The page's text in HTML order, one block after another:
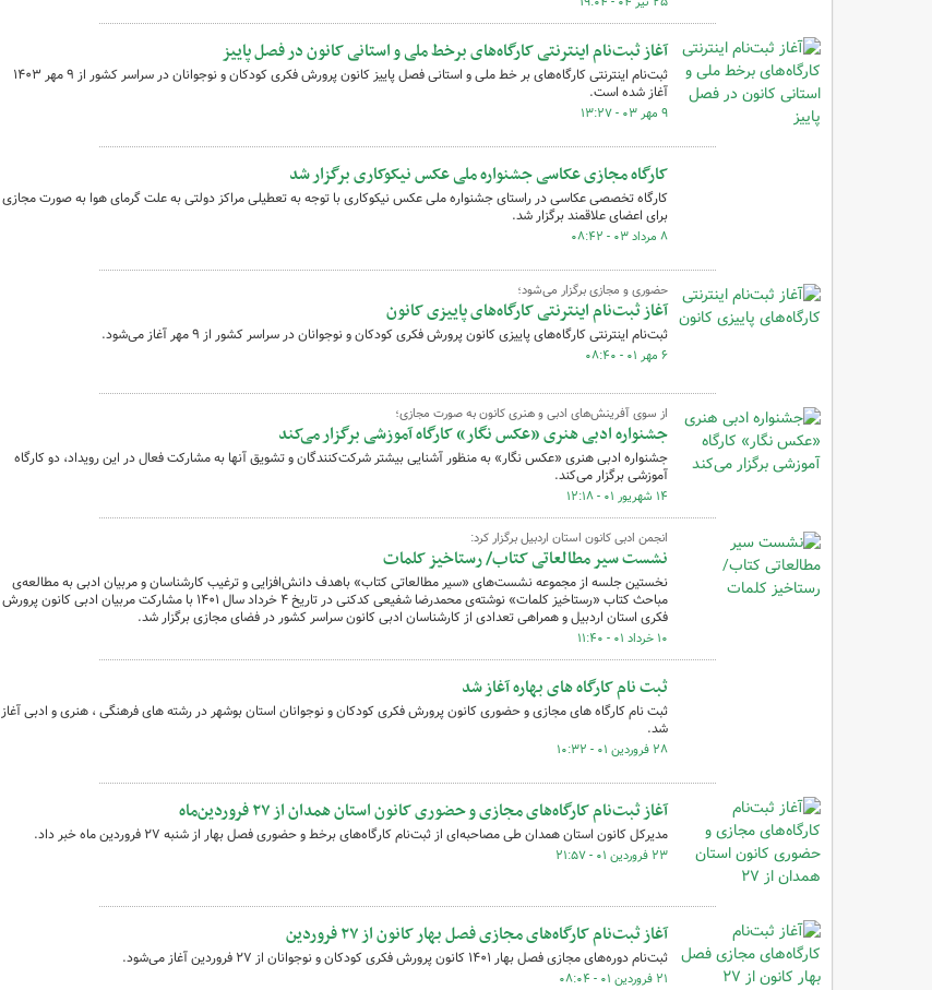
آغاز ثبت‌نام اینترنتی کارگاه‌های برخط ملی و استانی کانون در فصل پاییز
ثبت‌نام اینترنتی کارگاه‌های بر خط ملی و استانی فصل پاییز کانون پرورش فکری کودکان و نوجوانان در سراسر کشور از ۹ مهر ۱۴۰۳
آغاز شده است.
۹ مهر ۰۳ - ۱۳:۲۷
کارگاه مجازی عکاسی جشنواره ملی عکس نیکوکاری برگزار شد
کارگاه‌ تخصصی عکاسی در راستای جشنواره ملی عکس نیکوکاری با توجه به تعطیلی مراکز دولتی به علت گرمای هوا به صورت مجازی
برای اعضای علاقمند برگزار شد.
۸ مرداد ۰۳ - ۰۸:۴۲
حضوری و مجازی برگزار می‌شود؛
آغاز ثبت‌نام اینترنتی کارگاه‌های پاییزی کانون
ثبت‌نام اینترنتی کارگاه‌های پاییزی کانون پرورش فکری کودکان و نوجوانان در سراسر کشور از ۹ مهر آغاز می‌شود.
۶ مهر ۰۱ - ۰۸:۴۰
از سوی آفرینش‌های ادبی و هنری کانون به صورت مجازی؛
جشنواره ادبی هنری «عکس نگار» کارگاه آموزشی برگزار می‌کند
جشنواره ادبی هنری «عکس نگار» به منظور آشنایی بیشتر شرکت‌کنندگان و تشویق آنها به مشارکت فعال در این رویداد، دو کارگاه
آموزشی برگزار می‌کند.
۱۴ شهریور ۰۱ - ۱۲:۱۸
انجمن ادبی کانون استان اردبیل برگزار کرد:
نشست سیر مطالعاتی کتاب/ رستاخیز کلمات
نخستین جلسه از مجموعه نشست‌های «سیر مطالعاتی کتاب» باهدف دانش‌افزایی و ترغیب کارشناسان و مربیان ادبی به مطالعه‌ی
مباحث کتاب «رستاخیز کلمات» نوشته‌ی محمدرضا شفیعی کدکنی در تاریخ ۴ خرداد سال ۱۴۰۱ با مشارکت مربیان ادبی کانون پرورش
فکری استان اردبیل و همراهی تعدادی از کارشناسان ادبی کانون سراسر کشور در فضای مجازی برگزار شد.
۱۰ خرداد ۰۱ - ۱۱:۴۰
ثبت نام کارگاه های بهاره آغاز شد
ثبت نام کارگاه های مجازی و حضوری کانون پرورش فکری کودکان و نوجوانان استان بوشهر در رشته های فرهنگی ، هنری و ادبی آغاز
شد.
۲۸ فروردین ۰۱ - ۱۰:۳۲
آغاز ثبت‌نام کارگاه‌های مجازی و حضوری کانون استان همدان از ۲۷ فروردین‌ماه
مدیرکل کانون استان همدان طی مصاحبه‌ای از ثبت‌نام کارگاه‌های برخط و حضوری فصل بهار از شنبه ۲۷ فروردین ماه خبر داد.
۲۳ فروردین ۰۱ - ۲۱:۵۷
آغاز ثبت‌نام کارگاه‌های مجازی فصل بهار کانون از ۲۷ فروردین
ثبت‌نام دوره‌های مجازی فصل بهار ۱۴۰۱ کانون پرورش فکری کودکان و نوجوانان از ۲۷ فروردین آغاز می‌شود.
۲۱ فروردین ۰۱ - ۰۸:۰۴